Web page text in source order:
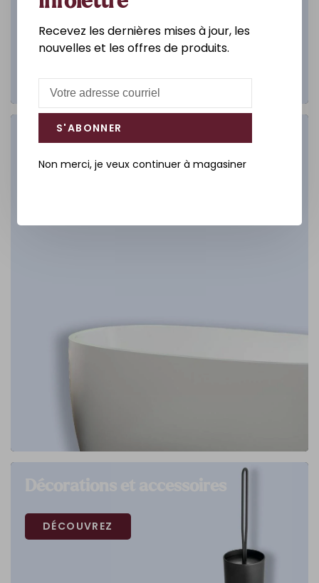
Salle de bain
DÉCOUVREZ
Recevez les dernières mises à jour, les
nouvelles et les offres de produits.
S'ABONNER
Non merci, je veux continuer à magasiner